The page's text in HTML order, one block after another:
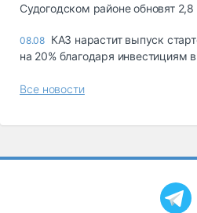
Судогодском районе обновят 2,8
08.08 КАЗ нарастит выпуск
на 20% благодаря инвестициям
Все новости